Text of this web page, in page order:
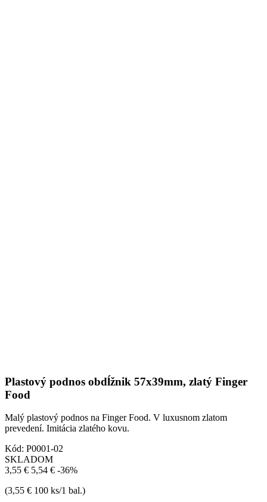
Plastový podnos obdĺžnik 57x39mm, zlatý Finger
Food
Malý plastový podnos na Finger Food. V luxusnom zlatom
prevedení. Imitácia zlatého kovu.
Kód: P0001-02
SKLADOM
3,55 € 5,54 € -36%
(3,55 € 100 ks/1 bal.)